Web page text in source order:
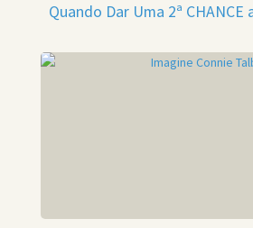
Quando Dar Uma 2ª CHANCE